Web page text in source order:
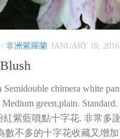
/ 非洲紫羅蘭 JANUARY 18, 2016
Semidouble chimera white
Medium green,plain.
紅紫藍噴點十字花. 非常多
數不多的十字花收藏又增